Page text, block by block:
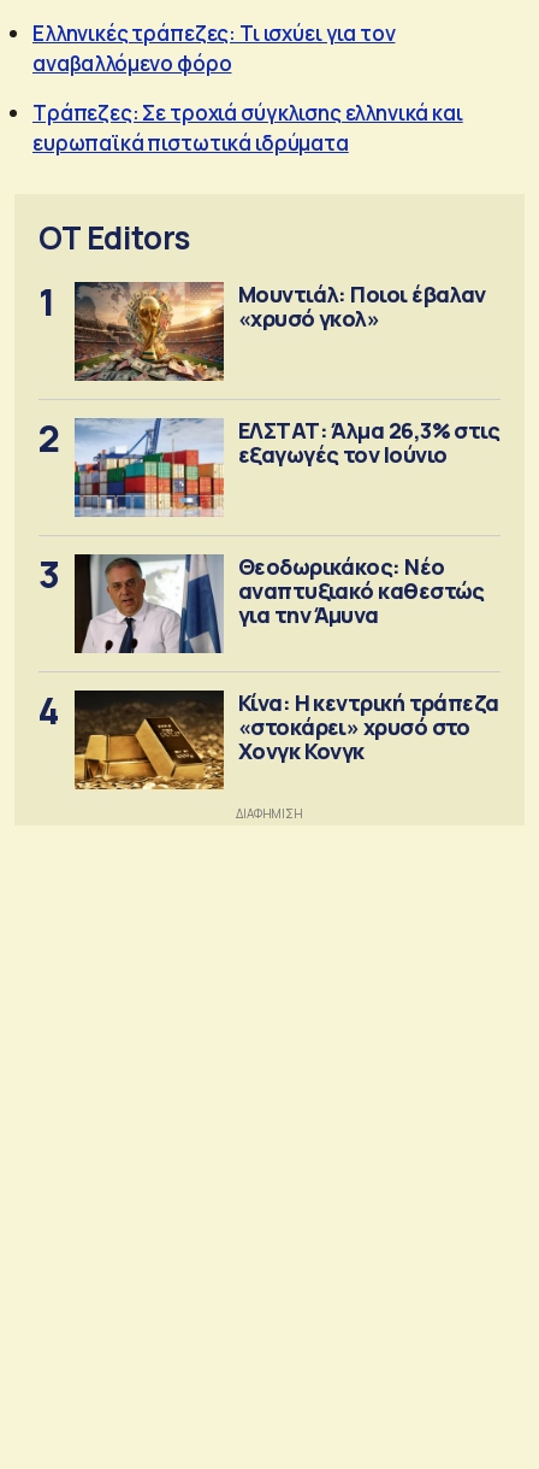
Ελληνικές τράπεζες: Τι ισχύει για τον
αναβαλλόμενο φόρο
Τράπεζες: Σε τροχιά σύγκλισης ελληνικά και
ευρωπαϊκά πιστωτικά ιδρύματα
OT Editors
1
Μουντιάλ: Ποιοι έβαλαν
«χρυσό γκολ»
2
ΕΛΣΤΑΤ: Άλμα 26,3% στις
εξαγωγές τον Ιούνιο
3
Θεοδωρικάκος: Νέο
αναπτυξιακό καθεστώς
για την Άμυνα
4
Κίνα: Η κεντρική τράπεζα
«στοκάρει» χρυσό στο
Χονγκ Κονγκ